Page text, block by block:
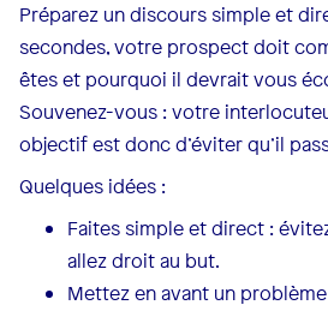
Préparez un discours simple et
secondes, votre prospect doit
êtes et pourquoi il devrait vous
Souvenez-vous : votre
objectif est donc d’éviter qu’il
Quelques idées :
Faites simple et direct :
allez droit au but.
Mettez en avant un